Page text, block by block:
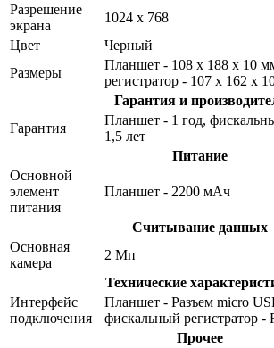
Разрешение
экрана
1024 х 768
Цвет
Черный
Размеры
Планшет - 108 x 188 x 10
регистратор - 107 х 162 х
Гарантия и
Гарантия
Планшет - 1 год,
1,5 лет
Питание
Основной
элемент
питания
Планшет - 2200 мAч
Считывание данных
Основная
камера
2 Мп
Технические
Интерфейс
подключения
Планшет - Разъем micro
фискальный регистратор -
Прочее